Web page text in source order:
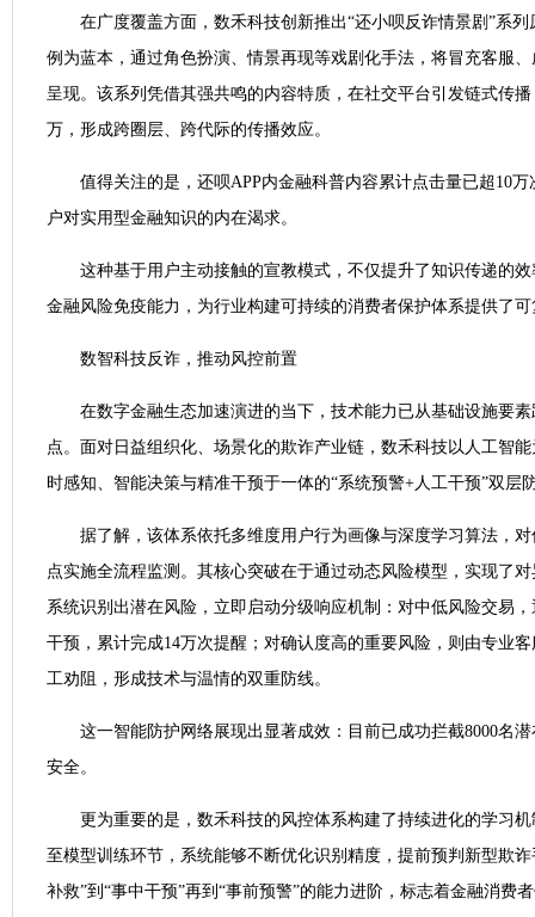
在广度覆盖方面，数禾科技创新推出“还小呗反诈情景剧”系
例为蓝本，通过角色扮演、情景再现等戏剧化手法，将冒充客服
呈现。该系列凭借其强共鸣的内容特质，在社交平台引发链式传
万，形成跨圈层、跨代际的传播效应。
值得关注的是，还呗APP内金融科普内容累计点击量已超10
户对实用型金融知识的内在渴求。
这种基于用户主动接触的宣教模式，不仅提升了知识传递的
金融风险免疫能力，为行业构建可持续的消费者保护体系提供了
数智科技反诈，推动风控前置
在数字金融生态加速演进的当下，技术能力已从基础设施要
点。面对日益组织化、场景化的欺诈产业链，数禾科技以人工智
时感知、智能决策与精准干预于一体的“系统预警+人工干预”双层
据了解，该体系依托多维度用户行为画像与深度学习算法，
点实施全流程监测。其核心突破在于通过动态风险模型，实现了
系统识别出潜在风险，立即启动分级响应机制：对中低风险交易
干预，累计完成14万次提醒；对确认度高的重要风险，则由专业
工劝阻，形成技术与温情的双重防线。
这一智能防护网络展现出显著成效：目前已成功拦截8000名
安全。
更为重要的是，数禾科技的风控体系构建了持续进化的学习
至模型训练环节，系统能够不断优化识别精度，提前预判新型欺
补救”到“事中干预”再到“事前预警”的能力进阶，标志着金融消费